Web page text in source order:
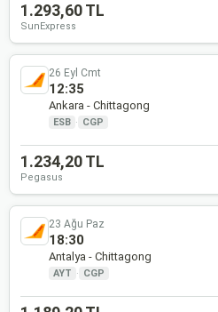
1.293,60 TL
SunExpress
26 Eyl Cmt
12:35
Ankara - Chittagong
ESB · CGP
1.234,20 TL
Pegasus
23 Ağu Paz
18:30
Antalya - Chittagong
AYT · CGP